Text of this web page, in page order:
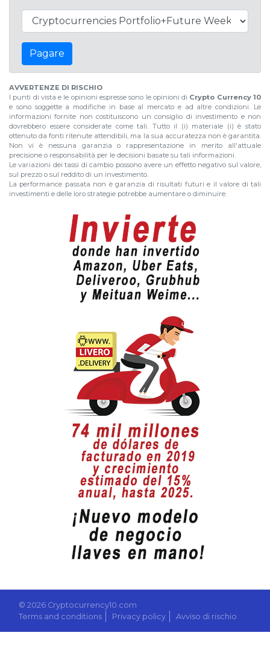
Pagare
AVVERTENZE DI RISCHIO
I punti di vista e le opinioni espresse sono le opinioni di Crypto Currency 10
e sono soggette a modifiche in base al mercato e ad altre condizioni. Le
informazioni fornite non costituiscono un consiglio di investimento e non
dovrebbero essere considerate come tali. Tutto il (i) materiale (i) è stato
ottenuto da fonti ritenute attendibili, ma la sua accuratezza non è garantita.
Non vi è nessuna garanzia o rappresentazione in merito all'attuale
precisione o responsabilità per le decisioni basate su tali informazioni.
Le variazioni dei tassi di cambio possono avere un effetto negativo sul valore,
sul prezzo o sul reddito di un investimento.
La performance passata non è garanzia di risultati futuri e il valore di tali
investimenti e delle loro strategie potrebbe aumentare o diminuire.
© 2026 Cryptocurrency10.com
Terms and conditions
Privacy policy Avviso di rischio